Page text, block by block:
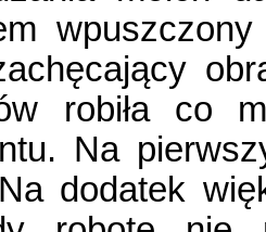
robiła co
Na
dodatek